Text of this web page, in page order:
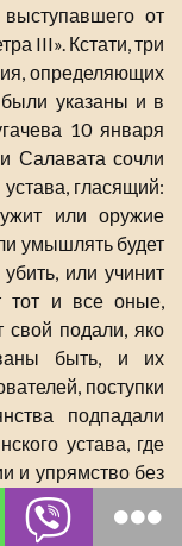
от
III». Кстати, три
определяющих
указаны и в
10 января
Салавата сочли
гласящий:
или оружие
умышлять будет
или учинит
тот и все оные,
свой подали, яко
быть, и их
поступки
подпадали
устава, где
и упрямство без